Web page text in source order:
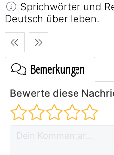
Sprichwörter und
Deutsch über leben.
Bemerkungen
Bewerte diese